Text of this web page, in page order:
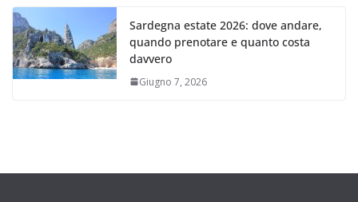
Sardegna estate 2026: dove andare,
quando prenotare e quanto costa
davvero
Giugno 7, 2026